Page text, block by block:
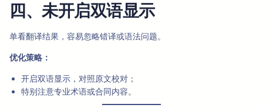
四、未开启双语显示
单看翻译结果，容易忽略错译或语法问题。
优化策略：
开启双语显示，对照原文校对；
特别注意专业术语或合同内容。